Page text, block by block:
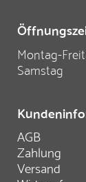
Montag-
Samstag
AGB
Zahlung
Versand